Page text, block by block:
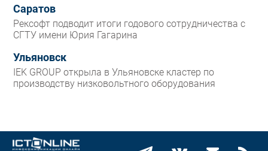
Саратов
Рексофт подводит итоги годового сотрудничества с
СГТУ имени Юрия Гагарина
Ульяновск
IEK GROUP открыла в Ульяновске кластер по
производству низковольтного оборудования